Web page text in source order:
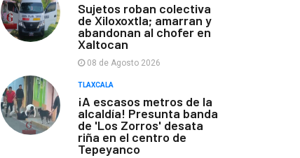
Sujetos roban colectiva
de Xiloxoxtla; amarran y
abandonan al chofer en
Xaltocan
08 de Agosto 2026
TLAXCALA
¡A escasos metros de la
alcaldía! Presunta banda
de 'Los Zorros' desata
riña en el centro de
Tepeyanco